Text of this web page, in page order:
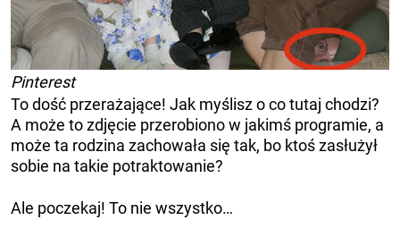
Pinterest
To dość przerażające! Jak myślisz o co tutaj chodzi?
A może to zdjęcie przerobiono w jakimś programie, a
może ta rodzina zachowała się tak, bo ktoś zasłużył
sobie na takie potraktowanie?
Ale poczekaj! To nie wszystko…